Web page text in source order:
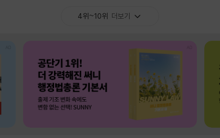
4위~10위 더보기